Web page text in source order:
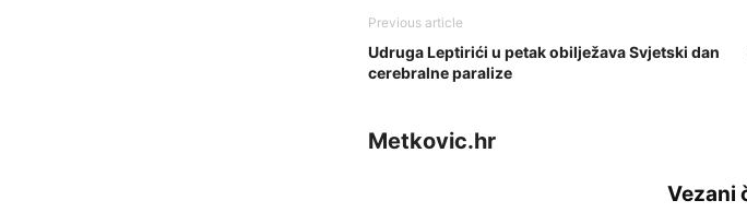
Previous article
Udruga Leptirići u petak obilježava Svjetski dan
cerebralne paralize
Metkovic.hr
Vezani